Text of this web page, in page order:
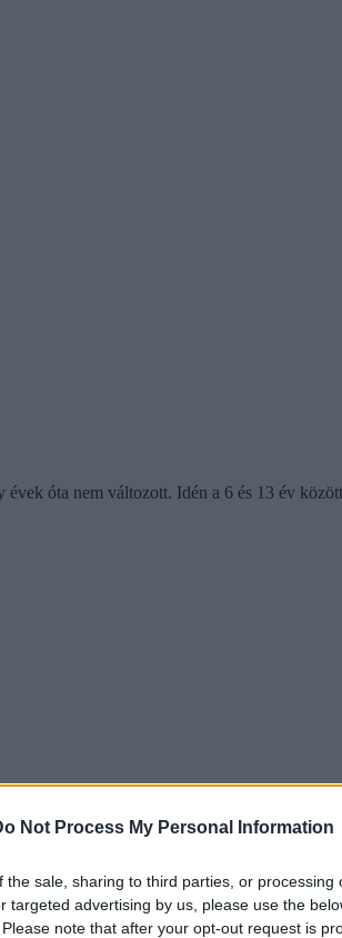
Not Process My Personal Information
the sale, sharing to third parties, or processing
targeted advertising by us, please use the
note that after your opt-out request is
óta nem változott. Idén a 6 és 13 év